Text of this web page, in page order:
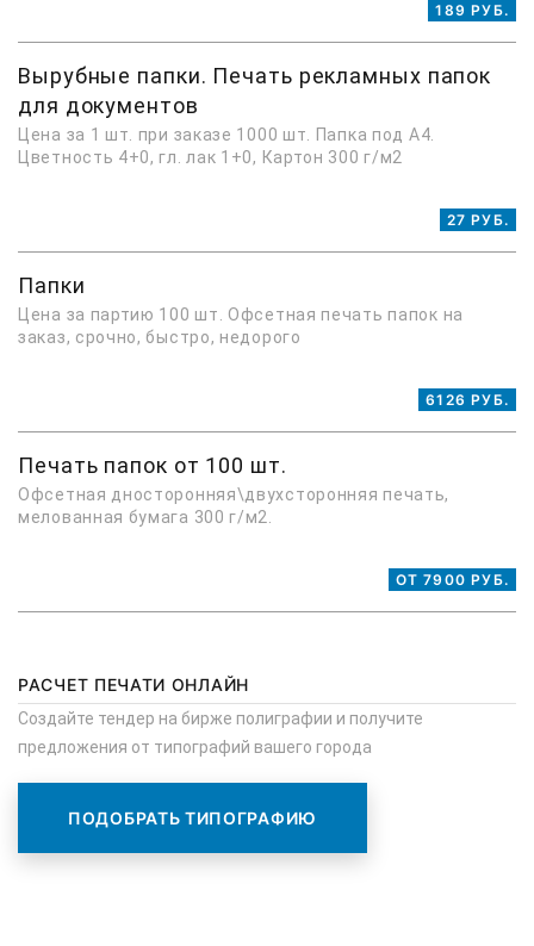
189 РУБ.
Вырубные папки. Печать рекламных папок
для документов
Цена за 1 шт. при заказе 1000 шт. Папка под А4.
Цветность 4+0, гл. лак 1+0, Картон 300 г/м2
27 РУБ.
Папки
Цена за партию 100 шт. Офсетная печать папок на
заказ, срочно, быстро, недорого
6126 РУБ.
Печать папок от 100 шт.
Офсетная дносторонняя\двухсторонняя печать,
мелованная бумага 300 г/м2.
ОТ 7900 РУБ.
РАСЧЕТ ПЕЧАТИ ОНЛАЙН
Создайте тендер на бирже полиграфии и получите
предложения от типографий вашего города
ПОДОБРАТЬ ТИПОГРАФИЮ